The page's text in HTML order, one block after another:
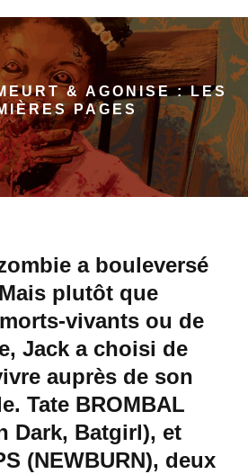
& AGONISE : LES
PAGES
a bouleversé
plutôt que
vivants ou de
Jack a choisi de
auprès de son
Tate BROMBAL
Dark, Batgirl), et
(NEWBURN), deux